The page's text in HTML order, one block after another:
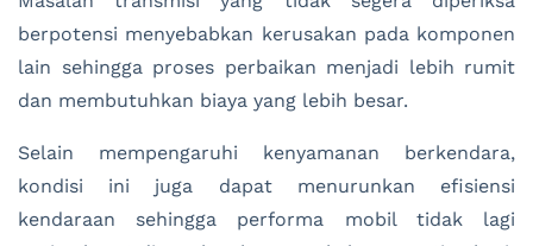
berpotensi menyebabkan kerusakan pada komponen
lain sehingga proses perbaikan menjadi lebih rumit
dan membutuhkan biaya yang lebih besar.
Selain mempengaruhi kenyamanan berkendara,
kondisi ini juga dapat menurunkan efisiensi
kendaraan sehingga performa mobil tidak lagi